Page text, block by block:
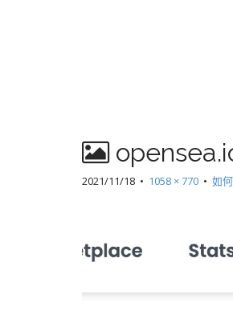
2021/11/18 • 1058 × 770 • 如